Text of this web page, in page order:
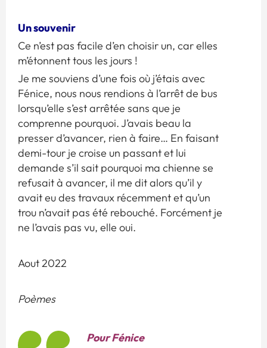
Un souvenir
Ce n’est pas facile d’en choisir un, car elles
m’étonnent tous les jours !
Je me souviens d’une fois où j’étais avec
Fénice, nous nous rendions à l’arrêt de bus
lorsqu’elle s’est arrêtée sans que je
comprenne pourquoi. J’avais beau la
presser d’avancer, rien à faire… En faisant
demi-tour je croise un passant et lui
demande s’il sait pourquoi ma chienne se
refusait à avancer, il me dit alors qu’il y
avait eu des travaux récemment et qu’un
trou n’avait pas été rebouché. Forcément je
ne l’avais pas vu, elle oui.
Aout 2022
Poèmes
Pour Fénice